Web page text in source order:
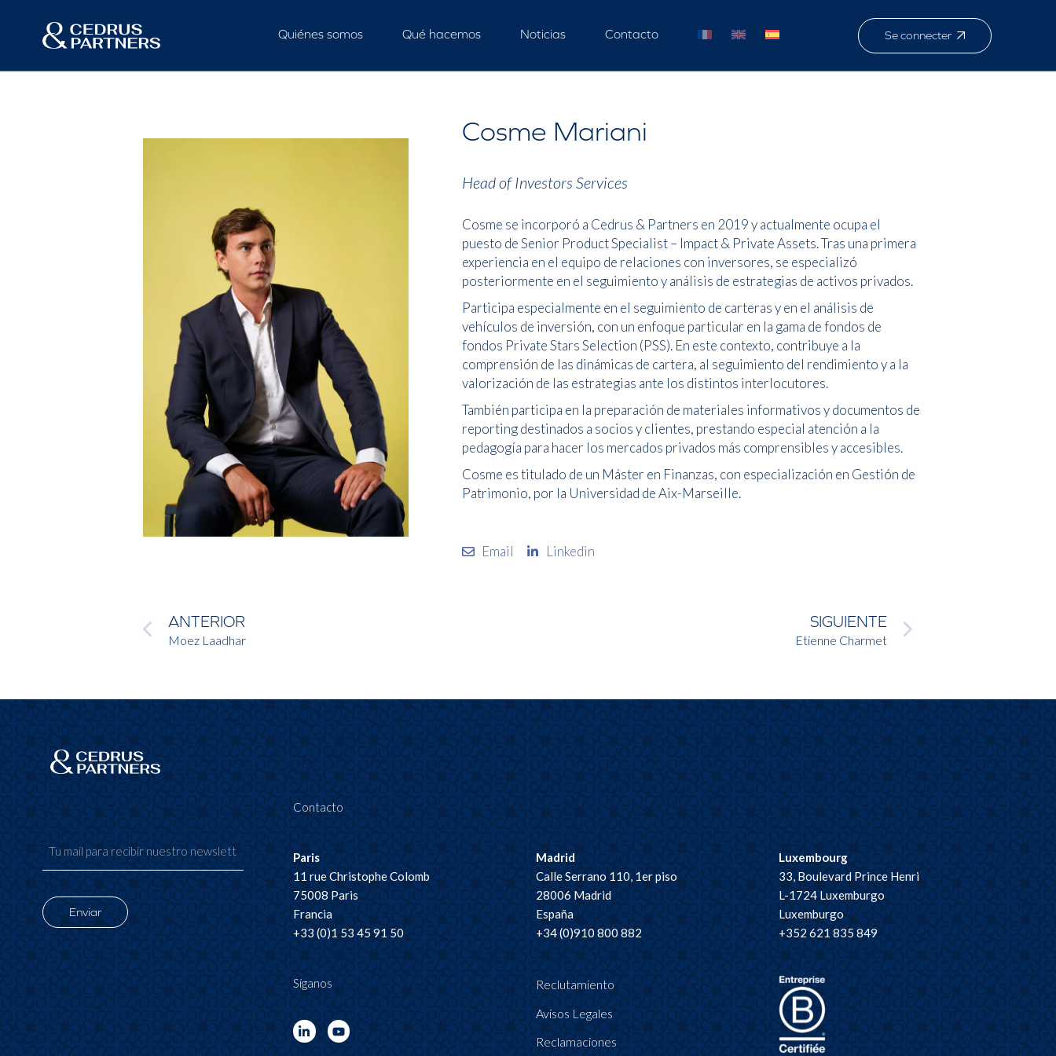
Quiénes somos Qué hacemos Noticias Contacto Se connecter
Cosme Mariani
Head of Investors Services
Cosme se incorporó a Cedrus & Partners en 2019 y actualmente ocupa el
puesto de Senior Product Specialist – Impact & Private Assets. Tras una primera
experiencia en el equipo de relaciones con inversores, se especializó
posteriormente en el seguimiento y análisis de estrategias de activos privados.
Participa especialmente en el seguimiento de carteras y en el análisis de
vehículos de inversión, con un enfoque particular en la gama de fondos de
fondos Private Stars Selection (PSS). En este contexto, contribuye a la
comprensión de las dinámicas de cartera, al seguimiento del rendimiento y a la
valorización de las estrategias ante los distintos interlocutores.
También participa en la preparación de materiales informativos y documentos de
reporting destinados a socios y clientes, prestando especial atención a la
pedagogía para hacer los mercados privados más comprensibles y accesibles.
Cosme es titulado de un Máster en Finanzas, con especialización en Gestión de
Patrimonio, por la Universidad de Aix-Marseille.
Email Linkedin
ANTERIOR
Moez Laadhar
SIGUIENTE
Etienne Charmet
Contacto
Enviar
Paris
11 rue Christophe Colomb
75008 Paris
Francia
+33 (0)1 53 45 91 50
Madrid
Calle Serrano 110, 1er piso
28006 Madrid
España
+34 (0)910 800 882
Luxembourg
33, Boulevard Prince Henri
L-1724 Luxemburgo
Luxemburgo
+352 621 835 849
Síganos
Reclutamiento
Avisos Legales
Reclamaciones